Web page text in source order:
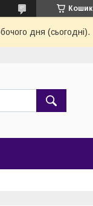
Кошик
дня (сьогодні).